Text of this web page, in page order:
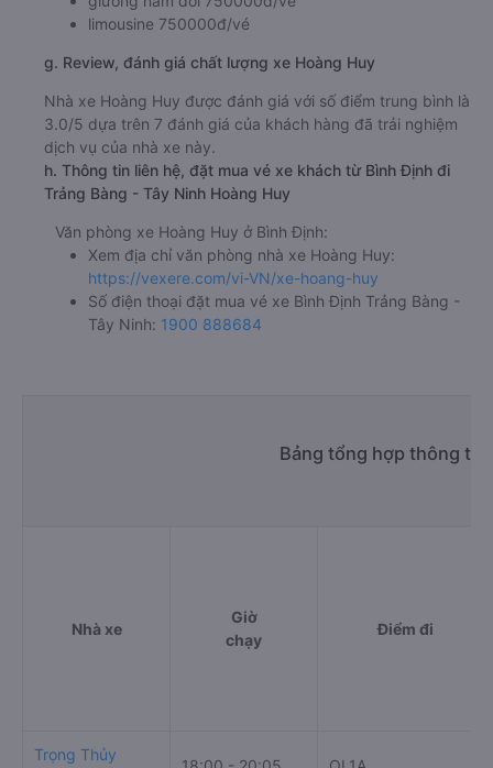
limousine 750000đ/vé
g. Review, đánh giá chất lượng xe Hoàng Huy
Nhà xe Hoàng Huy được đánh giá với số điểm trung bình là
3.0/5 dựa trên 7 đánh giá của khách hàng đã trải nghiệm
dịch vụ của nhà xe này.
h. Thông tin liên hệ, đặt mua vé xe khách từ Bình Định đi
Trảng Bàng - Tây Ninh Hoàng Huy
Văn phòng xe Hoàng Huy ở Bình Định:
Xem địa chỉ văn phòng nhà xe Hoàng Huy:
https://vexere.com/vi-VN/xe-hoang-huy
Số điện thoại đặt mua vé xe Bình Định Trảng Bàng -
Tây Ninh: 1900 888684
Bảng tổng hợp thông
Nhà xe
Giờ
chạy
Điểm đi
Trọng Thủy